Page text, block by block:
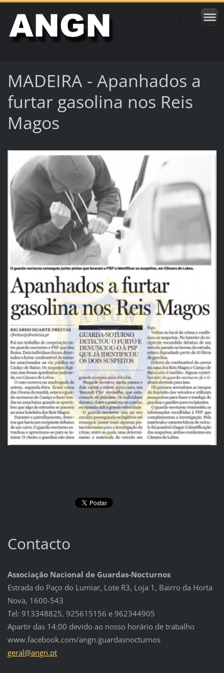
MADEIRA - Apanhados a
furtar gasolina nos Reis
Magos
Contacto
Associação Nacional de Guardas-Nocturnos
Estrada do Paço do Lumiar, Lote R3, Loja 1, Bairro da Horta
Nova, 1600-543
Tel: 913348825, 925615156 e 962344905
Apartir das 14:00 devido ao nosso horário de trabalho
www.facebook.com/angn.guardasnocturnos
geral@angn.pt